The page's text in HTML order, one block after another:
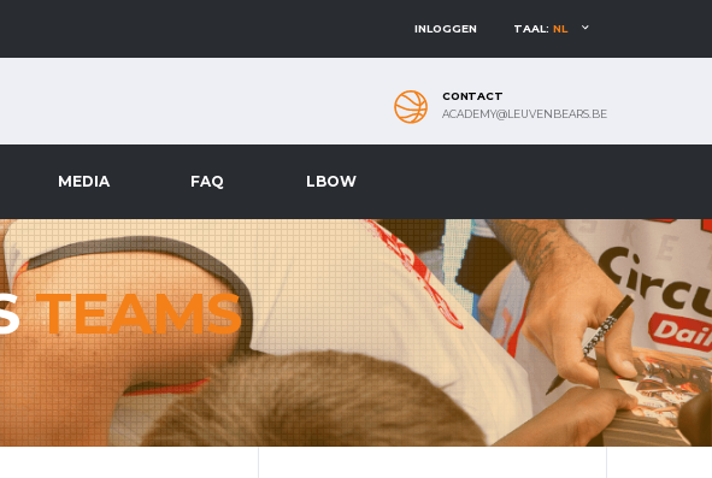
INLOGGEN TAAL: NL
CONTACT
ACADEMY@LEUVENBEARS.BE
MEDIA FAQ LBOW
TEAMS